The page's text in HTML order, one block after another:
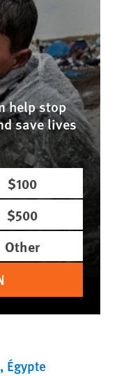
help stop
save lives
$100
$500
Other
Égypte